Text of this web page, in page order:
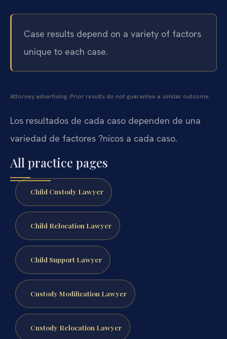
Case results depend on a variety of factors
unique to each case.
Attorney advertising. Prior results do not guarantee a similar outcome.
Los resultados de cada caso dependen de una
variedad de factores ?nicos a cada caso.
All practice pages
Child Custody Lawyer
Child Relocation Lawyer
Child Support Lawyer
Custody Modification Lawyer
Custody Relocation Lawyer